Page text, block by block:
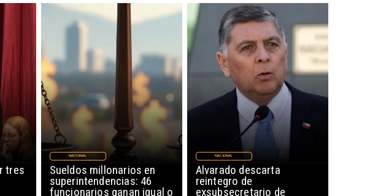
tres Sueldos millonarios en
superintendencias: 46
funcionarios ganan igual o
NACIONAL
Alvarado descarta
reintegro de
exsubsecretario de
NACIONAL